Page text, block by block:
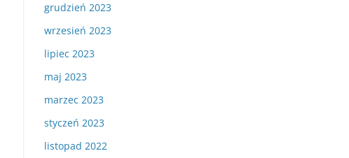
grudzień 2023
wrzesień 2023
lipiec 2023
maj 2023
marzec 2023
styczeń 2023
listopad 2022